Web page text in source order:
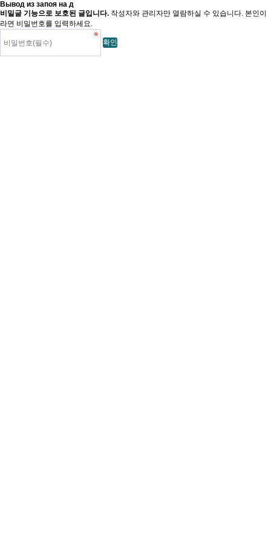
Вывод из запоя на д
비밀글 기능으로 보호된 글입니다. 작성자와 관리자만 열람하실 수 있습니다. 본인이
라면 비밀번호를 입력하세요.